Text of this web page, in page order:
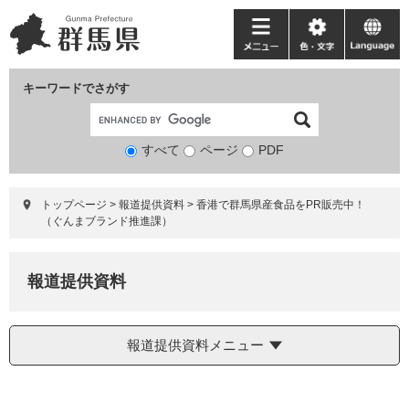
ー
ジ
ニ
ュ
て
キーワードでさがす
検
象
すべて ページ PDF
メ
ニ
ー
色・
文
language
トップページ > 報道提供資料 > 香港で群馬県産食品をPR販売中！
（ぐんまブランド推進課）
報道提供資料
報道提供資料メニュー